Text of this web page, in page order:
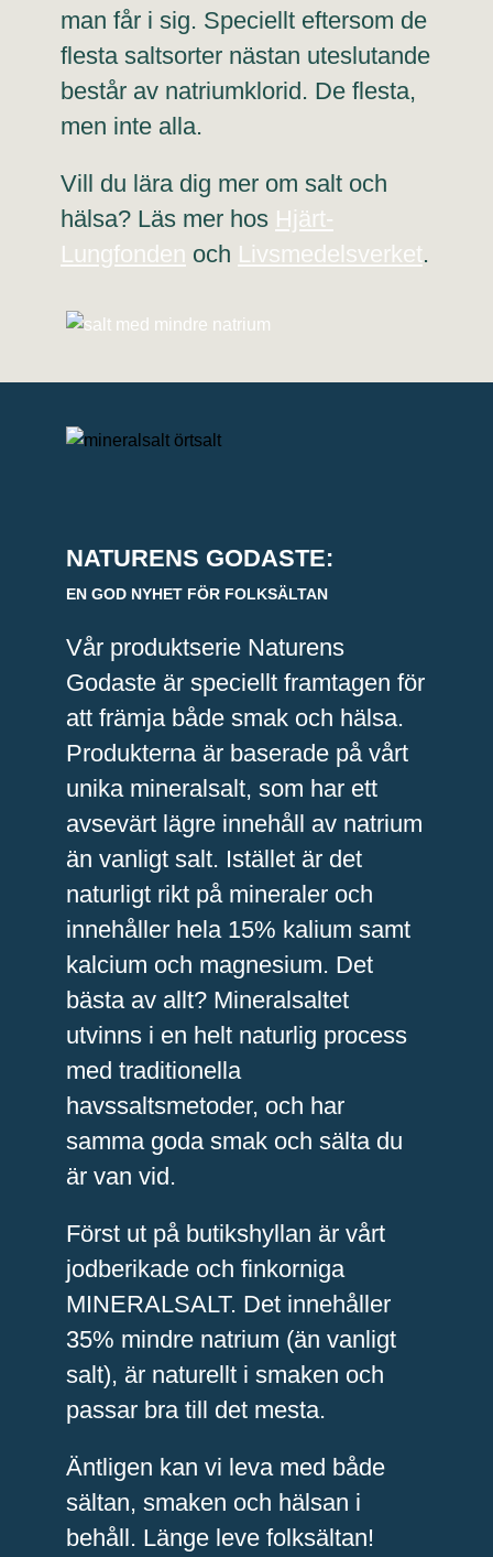
man får i sig. Speciellt eftersom de
flesta saltsorter nästan uteslutande
består av natriumklorid. De flesta,
men inte alla.
Vill du lära dig mer om salt och
hälsa? Läs mer hos Hjärt-
Lungfonden och Livsmedelsverket.
NATURENS GODASTE:
EN GOD NYHET FÖR FOLKSÄLTAN
Vår produktserie Naturens
Godaste är speciellt framtagen för
att främja både smak och hälsa.
Produkterna är baserade på vårt
unika mineralsalt, som har ett
avsevärt lägre innehåll av natrium
än vanligt salt. Istället är det
naturligt rikt på mineraler och
innehåller hela 15% kalium samt
kalcium och magnesium. Det
bästa av allt? Mineralsaltet
utvinns i en helt naturlig process
med traditionella
havssaltsmetoder, och har
samma goda smak och sälta du
är van vid.
Först ut på butikshyllan är vårt
jodberikade och finkorniga
MINERALSALT. Det innehåller
35% mindre natrium (än vanligt
salt), är naturellt i smaken och
passar bra till det mesta.
Äntligen kan vi leva med både
sältan, smaken och hälsan i
behåll. Länge leve folksältan!